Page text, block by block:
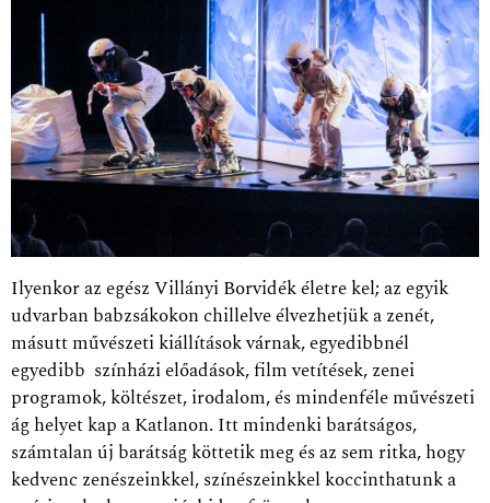
Ilyenkor az egész Villányi Borvidék életre kel; az egyik
udvarban babzsákokon chillelve élvezhetjük a zenét,
másutt művészeti kiállítások várnak, egyedibbnél
egyedibb színházi előadások, film vetítések, zenei
programok, költészet, irodalom, és mindenféle művészeti
ág helyet kap a Katlanon. Itt mindenki barátságos,
számtalan új barátság köttetik meg és az sem ritka, hogy
kedvenc zenészeinkkel, színészeinkkel koccinthatunk a